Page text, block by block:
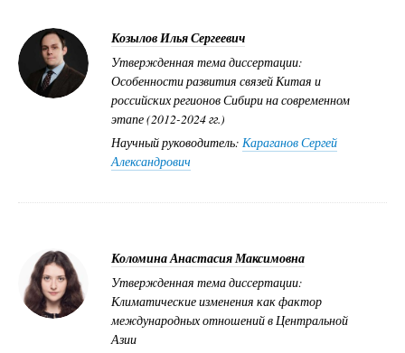
Козылов Илья Сергеевич
Утвержденная тема диссертации:
Особенности развития связей Китая и
российских регионов Сибири на современном
этапе (2012-2024 гг.)
Научный руководитель: Караганов Сергей
Александрович
Коломина Анастасия Максимовна
Утвержденная тема диссертации:
Климатические изменения как фактор
международных отношений в Центральной
Азии